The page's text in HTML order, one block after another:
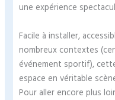
une expérience
Facile à installer,
nombreux contextes
événement sportif),
espace en véritable
Pour aller encore plus